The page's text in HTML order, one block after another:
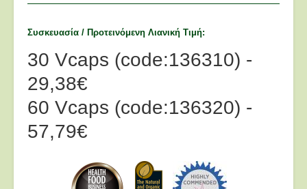
Συσκευασία / Προτεινόμενη Λιανική Τιμή
30 Vcaps (code:136310) -
29,38€
60 Vcaps (code:136320) -
57,79€